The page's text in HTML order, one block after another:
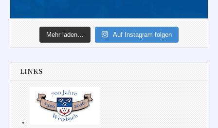
Mehr laden… Auf Instagram folgen
LINKS